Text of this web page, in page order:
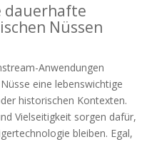
dauerhafte
Nüssen
Anwendungen
eine lebenswichtige
historischen Kontexten.
Vielseitigkeit sorgen dafür,
bleiben. Egal,